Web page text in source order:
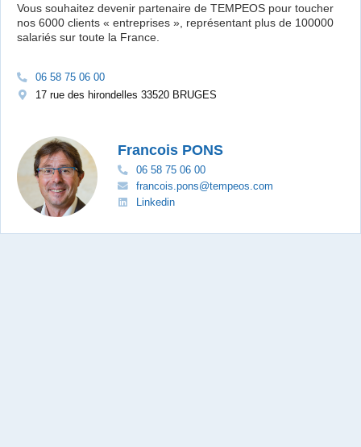
Vous souhaitez devenir partenaire de TEMPEOS pour toucher
nos 6000 clients « entreprises », représentant plus de 100000
salariés sur toute la France.
06 58 75 06 00
17 rue des hirondelles 33520 BRUGES
Francois PONS
06 58 75 06 00
francois.pons@tempeos.com
Linkedin